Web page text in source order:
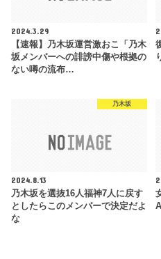
2024.3.29
【速報】乃木坂運営激おこ「乃木
坂メンバーへの誹謗中傷や根拠の
ない噂の流布…
乃木坂
2024.8.13
乃木坂を選抜16人福神7人に戻す
としたらこのメンバーで決定だよ
な